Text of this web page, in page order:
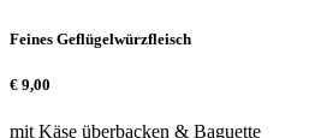
Feines Geflügelwürzfleisch
€ 9,00
mit Käse überbacken & Baguette